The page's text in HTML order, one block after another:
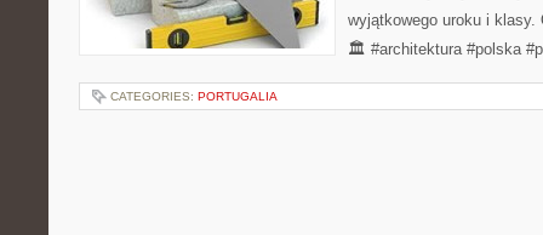
wyjątkowego uroku i
🏛️ #architektura #polska
CATEGORIES: PORTUGALIA